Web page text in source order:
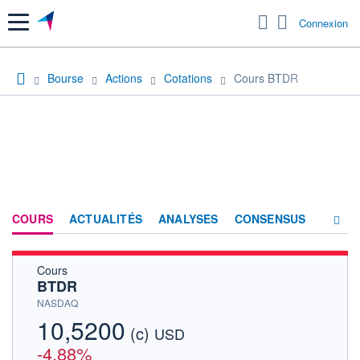
Menu Connexion
Bourse Actions Cotations Cours BTDR
COURS ACTUALITÉS ANALYSES CONSENSUS
ACTIONNAIRES
Cours
BTDR
NASDAQ
10,5200 (c) USD
-4,88%